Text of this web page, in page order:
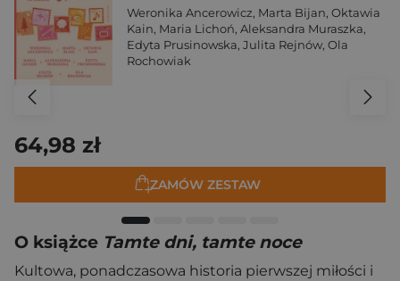
Weronika Ancerowicz, Marta Bijan, Oktawia
Kain, Maria Lichoń, Aleksandra Muraszka,
Edyta Prusinowska, Julita Rejnów, Ola
Rochowiak
64,98 zł
ZAMÓW ZESTAW
O książce Tamte dni, tamte noce
Kultowa, ponadczasowa historia pierwszej miłości i